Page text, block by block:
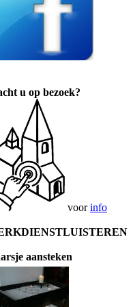
u op bezoek?
voorinfo
aansteken